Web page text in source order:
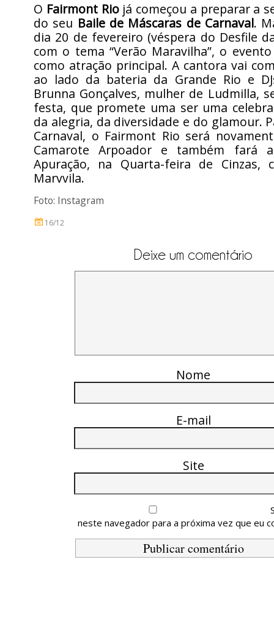
O Fairmont Riojá começou a preparar a
do seu Baile de Máscaras de Carnaval.
dia 20 de fevereiro (véspera do Desfile
com o tema “Verão Maravilha”, o
como atração principal. A cantora vai
ao lado da bateria da Grande Rio e
Brunna Gonçalves, mulher de Ludmilla,
festa, que promete uma ser uma
da alegria, da diversidade e do glamour.
Carnaval, o Fairmont Rio será
Camarote Arpoador e também fará
Apuração, na Quarta-feira de Cinzas,
Marvvila.
Foto: Instagram
16/12
Deixe um comentário
Nome
E-mail
Site
neste navegador para a próxima vez que eu